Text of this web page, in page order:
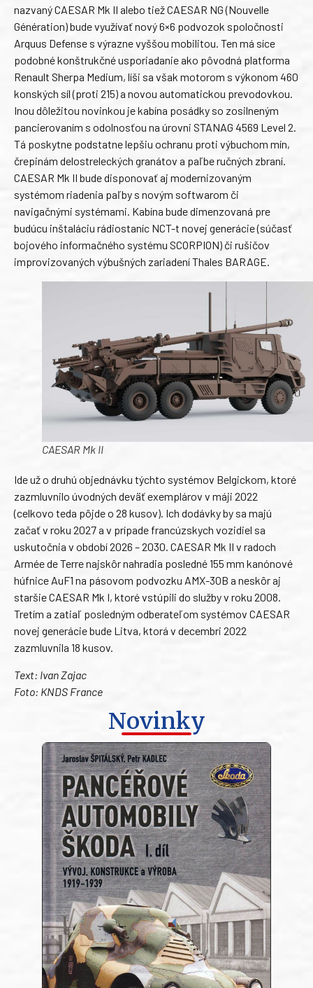
nazvaný CAESAR Mk II alebo tiež CAESAR NG (Nouvelle
Génération) bude využívať nový 6×6 podvozok spoločnosti
Arquus Defense s výrazne vyššou mobilitou. Ten má síce
podobné konštrukčné usporiadanie ako pôvodná platforma
Renault Sherpa Medium, líši sa však motorom s výkonom 460
konských síl (proti 215) a novou automatickou prevodovkou.
Inou dôležitou novinkou je kabína posádky so zosilneným
pancierovaním s odolnosťou na úrovni STANAG 4569 Level 2.
Tá poskytne podstatne lepšiu ochranu proti výbuchom mín,
črepinám delostreleckých granátov a paľbe ručných zbraní.
CAESAR Mk II bude disponovať aj modernizovaným
systémom riadenia paľby s novým softwarom či
navigačnými systémami. Kabína bude dimenzovaná pre
budúcu inštaláciu rádiostaníc NCT-t novej generácie (súčasť
bojového informačného systému SCORPION) či rušičov
improvizovaných výbušných zariadení Thales BARAGE.
CAESAR Mk II
Ide už o druhú objednávku týchto systémov Belgickom, ktoré
zazmluvnilo úvodných deväť exemplárov v máji 2022
(celkovo teda pôjde o 28 kusov). Ich dodávky by sa majú
začať v roku 2027 a v prípade francúzskych vozidiel sa
uskutočnia v období 2026 – 2030. CAESAR Mk II v radoch
Armée de Terre najskôr nahradia posledné 155 mm kanónové
húfnice AuF1 na pásovom podvozku AMX-30B a neskôr aj
staršie CAESAR Mk I, ktoré vstúpili do služby v roku 2008.
Tretím a zatiaľ posledným odberateľom systémov CAESAR
novej generácie bude Litva, ktorá v decembri 2022
zazmluvnila 18 kusov.
Text: Ivan Zajac
Foto: KNDS France
Novinky